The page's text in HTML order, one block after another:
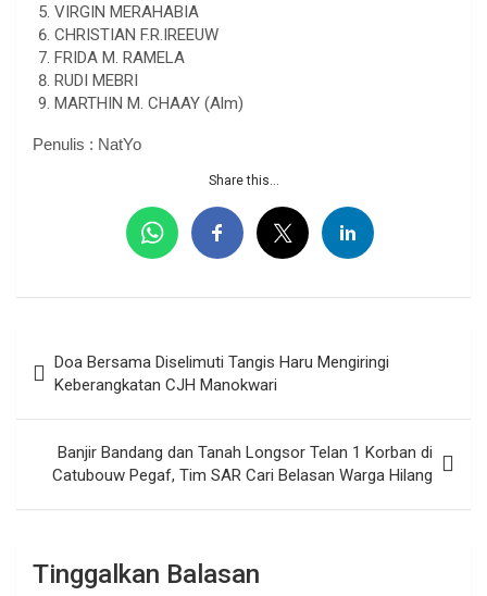
VIRGIN MERAHABIA
CHRISTIAN F.R.IREEUW
FRIDA M. RAMELA
RUDI MEBRI
MARTHIN M. CHAAY (Alm)
Penulis : NatYo
Share this...
pos
Doa Bersama Diselimuti Tangis Haru Mengiringi
Keberangkatan CJH Manokwari
Banjir Bandang dan Tanah Longsor Telan 1 Korban di
Catubouw Pegaf, Tim SAR Cari Belasan Warga Hilang
Tinggalkan Balasan